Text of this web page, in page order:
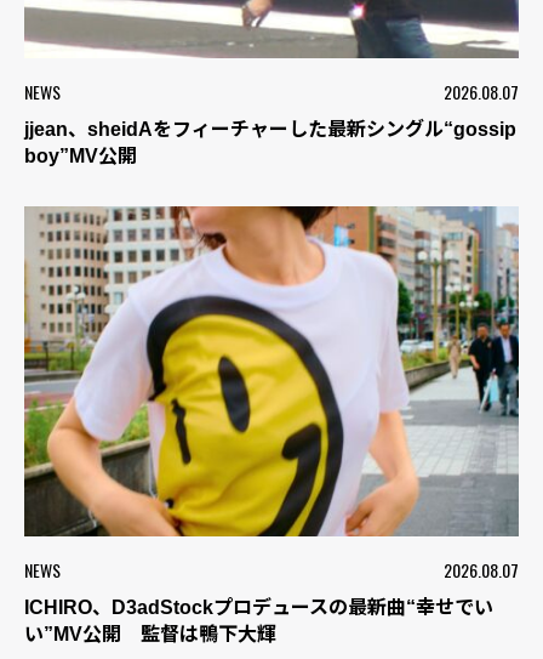
NEWS 2026.08.07
jjean、sheidAをフィーチャーした最新シングル“gossip
boy”MV公開
NEWS 2026.08.07
ICHIRO、D3adStockプロデュースの最新曲“幸せでい
い”MV公開 監督は鴨下大輝